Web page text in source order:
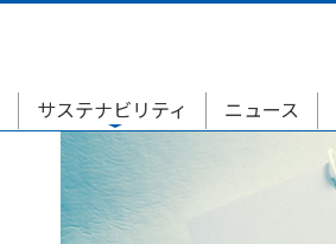
サステナビリティ ニュース